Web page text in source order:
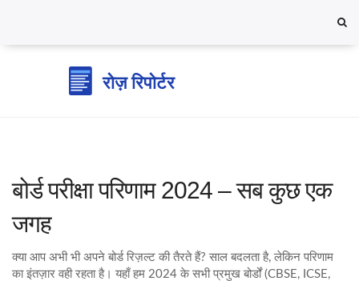
बोर्ड परीक्षा परिणाम 2024 – सब कुछ एक
जगह
क्या आप अभी भी अपने बोर्ड रिज़ल्ट की तैरते हैं? साल बदलता है, लेकिन परिणाम
का इंतज़ार वही रहता है। यहाँ हम 2024 के सभी प्रमुख बोर्डों (CBSE, ICSE,